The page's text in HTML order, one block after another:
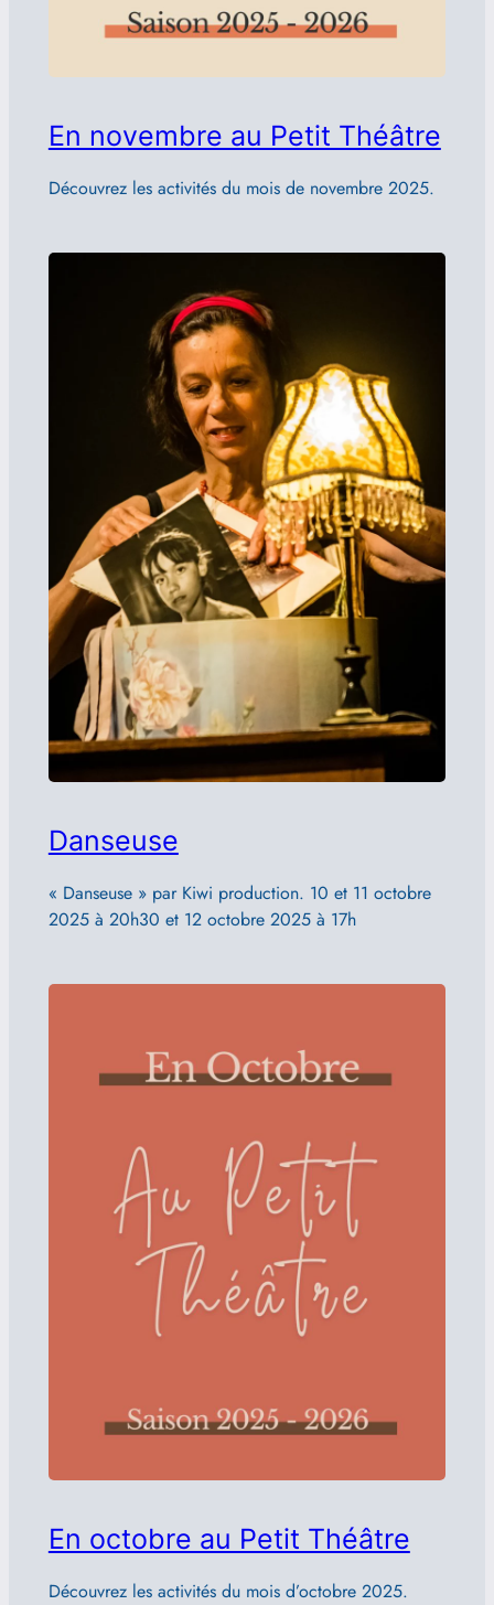
En novembre au Petit Théâtre
Découvrez les activités du mois de novembre 2025.
Danseuse
« Danseuse » par Kiwi production. 10 et 11 octobre
2025 à 20h30 et 12 octobre 2025 à 17h
En octobre au Petit Théâtre
Découvrez les activités du mois d’octobre 2025.